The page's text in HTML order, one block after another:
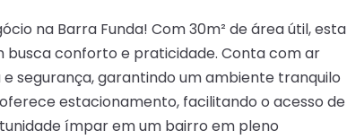
na Barra Funda! Com 30m² de área útil, esta
conforto e praticidade. Conta com ar
segurança, garantindo um ambiente tranquilo
estacionamento, facilitando o acesso de
ímpar em um bairro em pleno